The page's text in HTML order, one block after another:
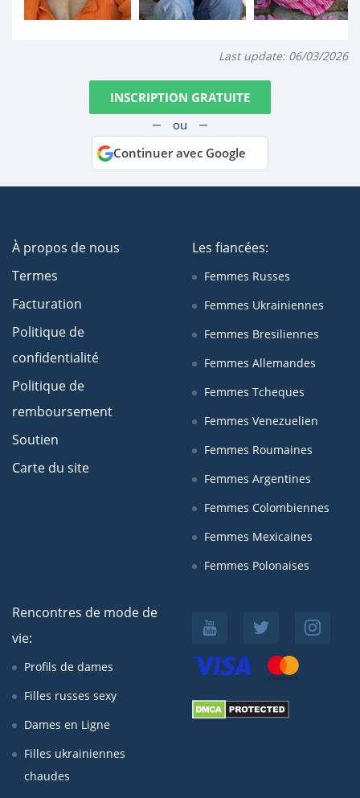
Last update: 06/03/2026
INSCRIPTION GRATUITE
ou
Continuer avec Google
À propos de nous
Termes
Facturation
Politique de
confidentialité
Politique de
remboursement
Soutien
Carte du site
Les fiancées:
Femmes Russes
Femmes Ukrainiennes
Femmes Bresiliennes
Femmes Allemandes
Femmes Tcheques
Femmes Venezuelien
Femmes Roumaines
Femmes Argentines
Femmes Colombiennes
Femmes Mexicaines
Femmes Polonaises
Rencontres de mode de
vie:
Profils de dames
Filles russes sexy
Dames en Ligne
Filles ukrainiennes
chaudes